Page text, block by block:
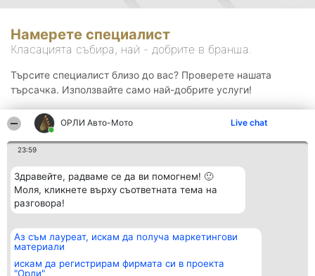
ОРЛИ Aвто-Mото Live chat
23:59
Здравейте, радваме се да ви помогнем! 🙂
Моля, кликнете върху съответната тема на
разговора!
Аз съм лауреат, искам да получа маркетингови
материали
искам да регистрирам фирмата си в проекта
"Орли"
Намерете специалист
Класацията събира, най - добрите в бранша.
Търсите специалист близо до вас? Проверете нашата
търсачка. Използвайте само най-добрите услуги!
Организатор на
класиране
BulevardulAleea Timișul De
Класация
всички
Контакти